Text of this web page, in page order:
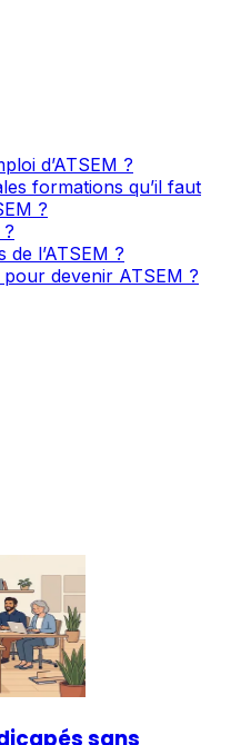
d’ATSEM ?
formations qu’il faut
?
de l’ATSEM ?
devenir ATSEM ?
sans